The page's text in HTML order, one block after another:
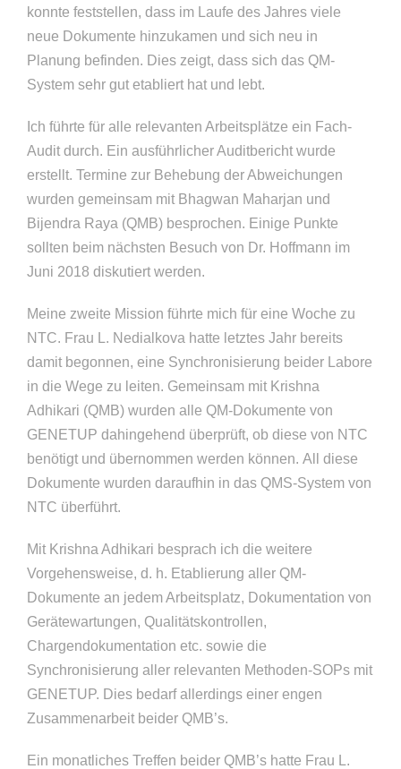
konnte feststellen, dass im Laufe des Jahres viele
neue Dokumente hinzukamen und sich neu in
Planung befinden. Dies zeigt, dass sich das QM-
System sehr gut etabliert hat und lebt.
Ich führte für alle relevanten Arbeitsplätze ein Fach-
Audit durch. Ein ausführlicher Auditbericht wurde
erstellt. Termine zur Behebung der Abweichungen
wurden gemeinsam mit Bhagwan Maharjan und
Bijendra Raya (QMB) besprochen. Einige Punkte
sollten beim nächsten Besuch von Dr. Hoffmann im
Juni 2018 diskutiert werden.
Meine zweite Mission führte mich für eine Woche zu
NTC. Frau L. Nedialkova hatte letztes Jahr bereits
damit begonnen, eine Synchronisierung beider Labore
in die Wege zu leiten. Gemeinsam mit Krishna
Adhikari (QMB) wurden alle QM-Dokumente von
GENETUP dahingehend überprüft, ob diese von NTC
benötigt und übernommen werden können. All diese
Dokumente wurden daraufhin in das QMS-System von
NTC überführt.
Mit Krishna Adhikari besprach ich die weitere
Vorgehensweise, d. h. Etablierung aller QM-
Dokumente an jedem Arbeitsplatz, Dokumentation von
Gerätewartungen, Qualitätskontrollen,
Chargendokumentation etc. sowie die
Synchronisierung aller relevanten Methoden-SOPs mit
GENETUP. Dies bedarf allerdings einer engen
Zusammenarbeit beider QMB’s.
Ein monatliches Treffen beider QMB’s hatte Frau L.